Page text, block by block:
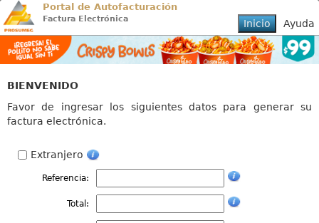
Portal de Autofacturación
Factura Electrónica
BIENVENIDO
Favor de ingresar los siguientes datos para generar su
factura electrónica.
Extranjero
Referencia:
Total: